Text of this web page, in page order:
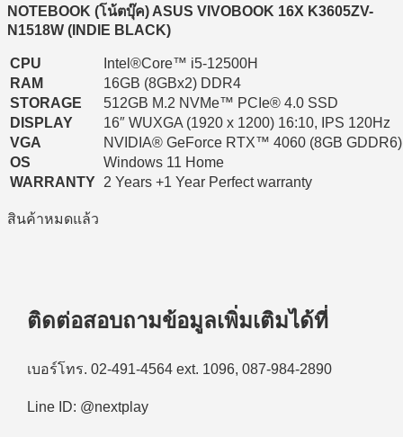
NOTEBOOK (โน้ตบุ๊ค) ASUS VIVOBOOK 16X K3605ZV-
N1518W (INDIE BLACK)
CPU
Intel®Core™ i5-12500H
RAM
16GB (8GBx2) DDR4
STORAGE
512GB M.2 NVMe™ PCIe® 4.0 SSD
DISPLAY
16″ WUXGA (1920 x 1200) 16:10, IPS 120Hz
VGA
NVIDIA® GeForce RTX™ 4060 (8GB GDDR6)
OS
Windows 11 Home
WARRANTY 2 Years +1 Year Perfect warranty
สินค้าหมดแล้ว
ติดต่อสอบถามข้อมูลเพิ่มเติมได้ที่
เบอร์โทร. 02-491-4564 ext. 1096, 087-984-2890
Line ID: @nextplay